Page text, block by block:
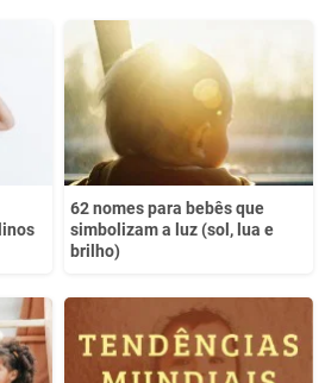
a informação que procuro
62 nomes para bebês que
simbolizam a luz (sol, lua e
brilho)